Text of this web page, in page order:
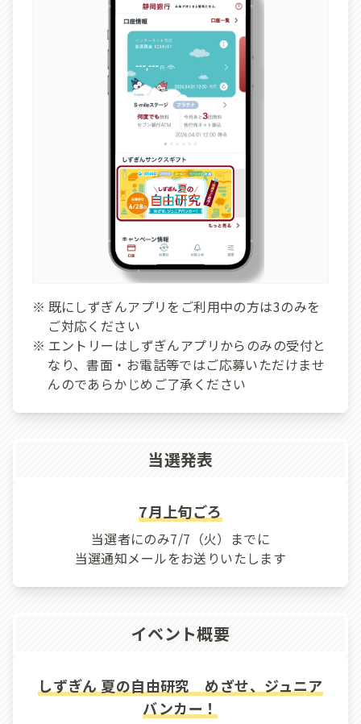
既にしずぎんアプリをご利用中の方は3のみを
ご対応ください
エントリーはしずぎんアプリからのみの受付と
なり、書面・お電話等ではご応募いただけませ
んのであらかじめご了承ください
当選発表
7月上旬ごろ
当選者にのみ7/7（火）までに
当選通知メールをお送りいたします
イベント概要
しずぎん 夏の自由研究 めざせ、ジュニア
バンカー！